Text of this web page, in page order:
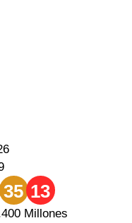
35 13
Millones